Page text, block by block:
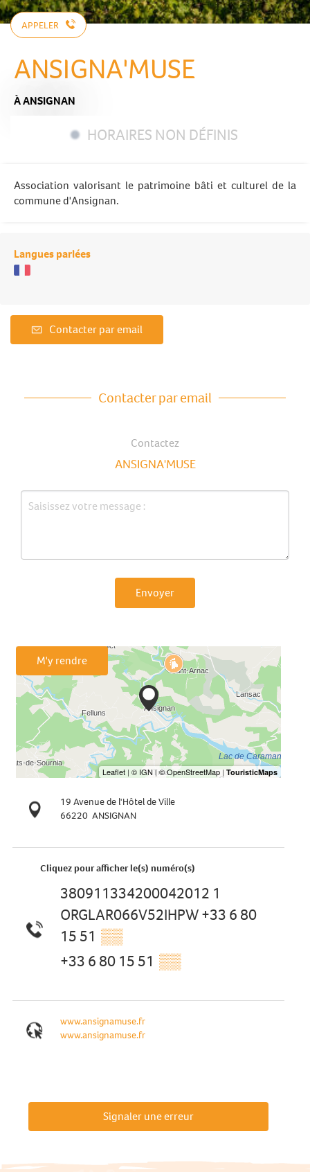
APPELER
ANSIGNA'MUSE
À ANSIGNAN
HORAIRES NON DÉFINIS
Association valorisant le patrimoine bâti et culturel de la
commune d'Ansignan.
Langues parlées
Contacter par email
Contacter par email
Contactez
ANSIGNA'MUSE
Envoyer
M'y rendre
19 Avenue de l'Hôtel de Ville
66220 ANSIGNAN
Cliquez pour afficher le(s) numéro(s)
380911334200042012 1
ORGLAR066V52IHPW +33 6 80
15 51 ▒▒
+33 6 80 15 51 ▒▒
www.ansignamuse.fr
www.ansignamuse.fr
Signaler une erreur